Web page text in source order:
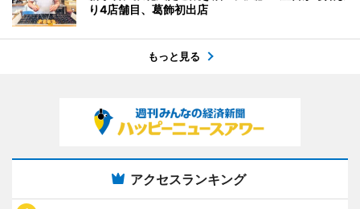
り4店舗目、葛飾初出店
もっと見る
アクセスランキング